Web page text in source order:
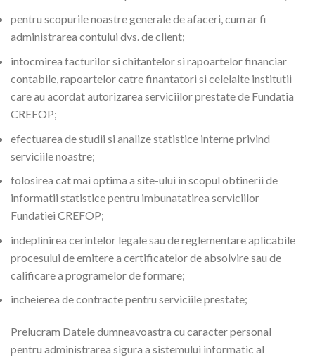
pentru scopurile noastre generale de afaceri, cum ar fi
administrarea contului dvs. de client;
intocmirea facturilor si chitantelor si rapoartelor financiar
contabile, rapoartelor catre finantatori si celelalte institutii
care au acordat autorizarea serviciilor prestate de Fundatia
CREFOP;
efectuarea de studii si analize statistice interne privind
serviciile noastre;
folosirea cat mai optima a site-ului in scopul obtinerii de
informatii statistice pentru imbunatatirea serviciilor
Fundatiei CREFOP;
indeplinirea cerintelor legale sau de reglementare aplicabile
procesului de emitere a certificatelor de absolvire sau de
calificare a programelor de formare;
incheierea de contracte pentru serviciile prestate;
Prelucram Datele dumneavoastra cu caracter personal
pentru administrarea sigura a sistemului informatic al